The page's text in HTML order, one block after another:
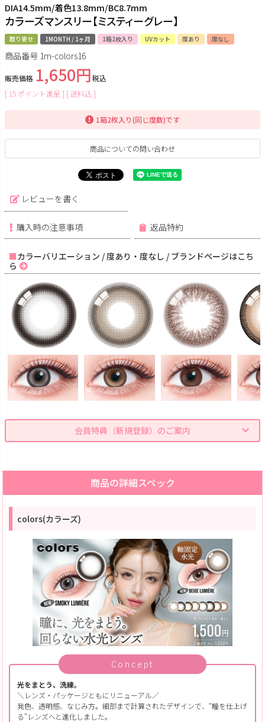
DIA14.5mm/着色13.8mm/BC8.7mm
カラーズマンスリー【ミスティーグレー】
取り寄せ 1MONTH / 1ヶ月 1箱2枚入り UVカット 度あり 度なし
商品番号 1m-colors16
販売価格 1,650
税込
[ 15 ポイント進呈 ] 送料込
1箱2枚入り(同じ度数)です
商品についての問い合わせ
レビューを書く
購入時の注意事項 返品特約
カラーバリエーション / 度あり・度なし / ブランドページはこち
ら
会員特典（新規登録）のご案内
商品の詳細スペック
colors(カラーズ)
Concept
光をまとう、洗練。
＼レンズ・パッケージともにリニューアル／
発色、透明感、なじみ方。細部まで計算されたデザインで、“瞳を仕上げ
る”レンズへと進化しました。